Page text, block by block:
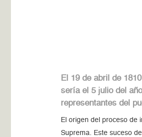
El 19 de abril de
sería el 5 julio del
representantes del
El origen del proceso de
Suprema. Este suceso